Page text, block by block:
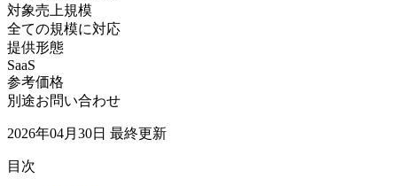
対象売上規模
全ての規模に対応
提供形態
SaaS
参考価格
別途お問い合わせ
2026年04月30日 最終更新
目次